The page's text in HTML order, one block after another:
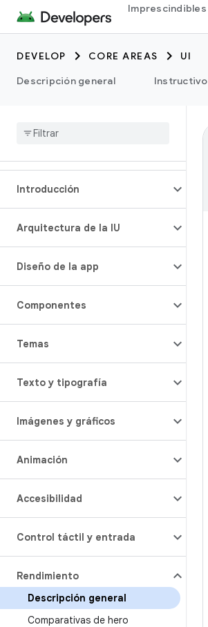
Imprescindibles
DEVELOP CORE AREAS
UI
Descripción general
Instructivo
Introducción
Arquitectura de la IU
Diseño de la app
Componentes
Temas
Texto y tipografía
Imágenes y gráficos
Animación
Accesibilidad
Control táctil y entrada
Rendimiento
Descripción general
Comparativas de hero